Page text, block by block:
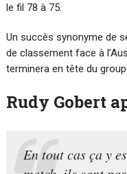
le fil 78 à 75.
Un succès synonyme de
de classement face à
terminera en tête du
Rudy Gobert
En tout cas ça y